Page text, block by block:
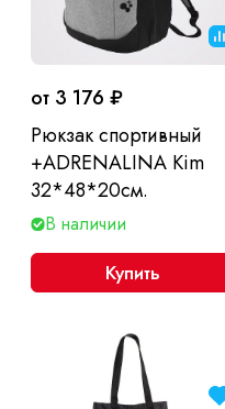
от 3 176 ₽
Рюкзак спортивный
+ADRENALINA Kim
32*48*20см.
В наличии
Купить